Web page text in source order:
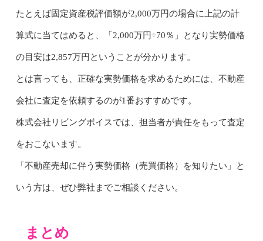
たとえば固定資産税評価額が2,000万円の場合に上記の計
算式に当てはめると、「2,000万円÷70％」となり実勢価格
の目安は2,857万円ということが分かります。
とは言っても、正確な実勢価格を求めるためには、不動産
会社に査定を依頼するのが1番おすすめです。
株式会社リビングボイスでは、担当者が責任をもって査定
をおこないます。
「不動産売却に伴う実勢価格（売買価格）を知りたい」と
いう方は、ぜひ弊社までご相談ください。
まとめ